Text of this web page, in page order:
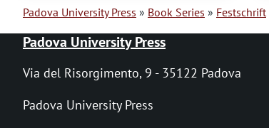
B
r
Padova University Press Book Series Festschrift
Padova University Press
Via del Risorgimento, 9 - 35122 Padova
Padova University Press